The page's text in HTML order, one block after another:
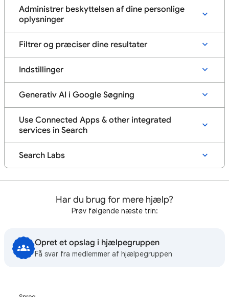
Administrer beskyttelsen af dine personlige
oplysninger
Filtrer og præciser dine resultater
Indstillinger
Generativ AI i Google Søgning
Use Connected Apps & other integrated
services in Search
Search Labs
Har du brug for mere hjælp?
Prøv følgende næste trin:
Opret et opslag i hjælpegruppen
Få svar fra medlemmer af hjælpegruppen